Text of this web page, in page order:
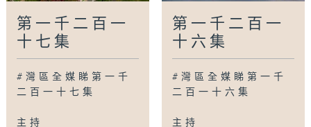
第一千二百一
十七集
#灣區全媒睇第一千
二百一十七集
主持
第一千二百一
十六集
#灣區全媒睇第一千
二百一十六集
主持